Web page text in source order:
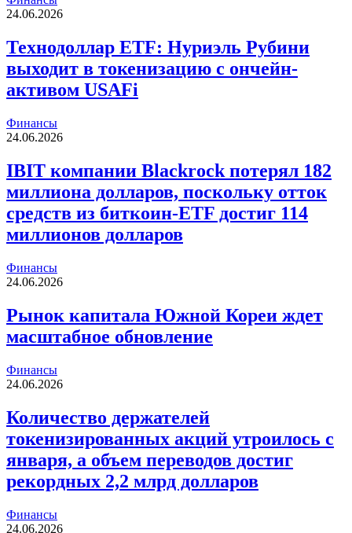
24.06.2026
Технодоллар ETF: Нуриэль Рубини
выходит в токенизацию с ончейн-
активом USAFi
Финансы
24.06.2026
IBIT компании Blackrock потерял 182
миллиона долларов, поскольку отток
средств из биткоин-ETF достиг 114
миллионов долларов
Финансы
24.06.2026
Рынок капитала Южной Кореи ждет
масштабное обновление
Финансы
24.06.2026
Количество держателей
токенизированных акций утроилось с
января, а объем переводов достиг
рекордных 2,2 млрд долларов
Финансы
24.06.2026